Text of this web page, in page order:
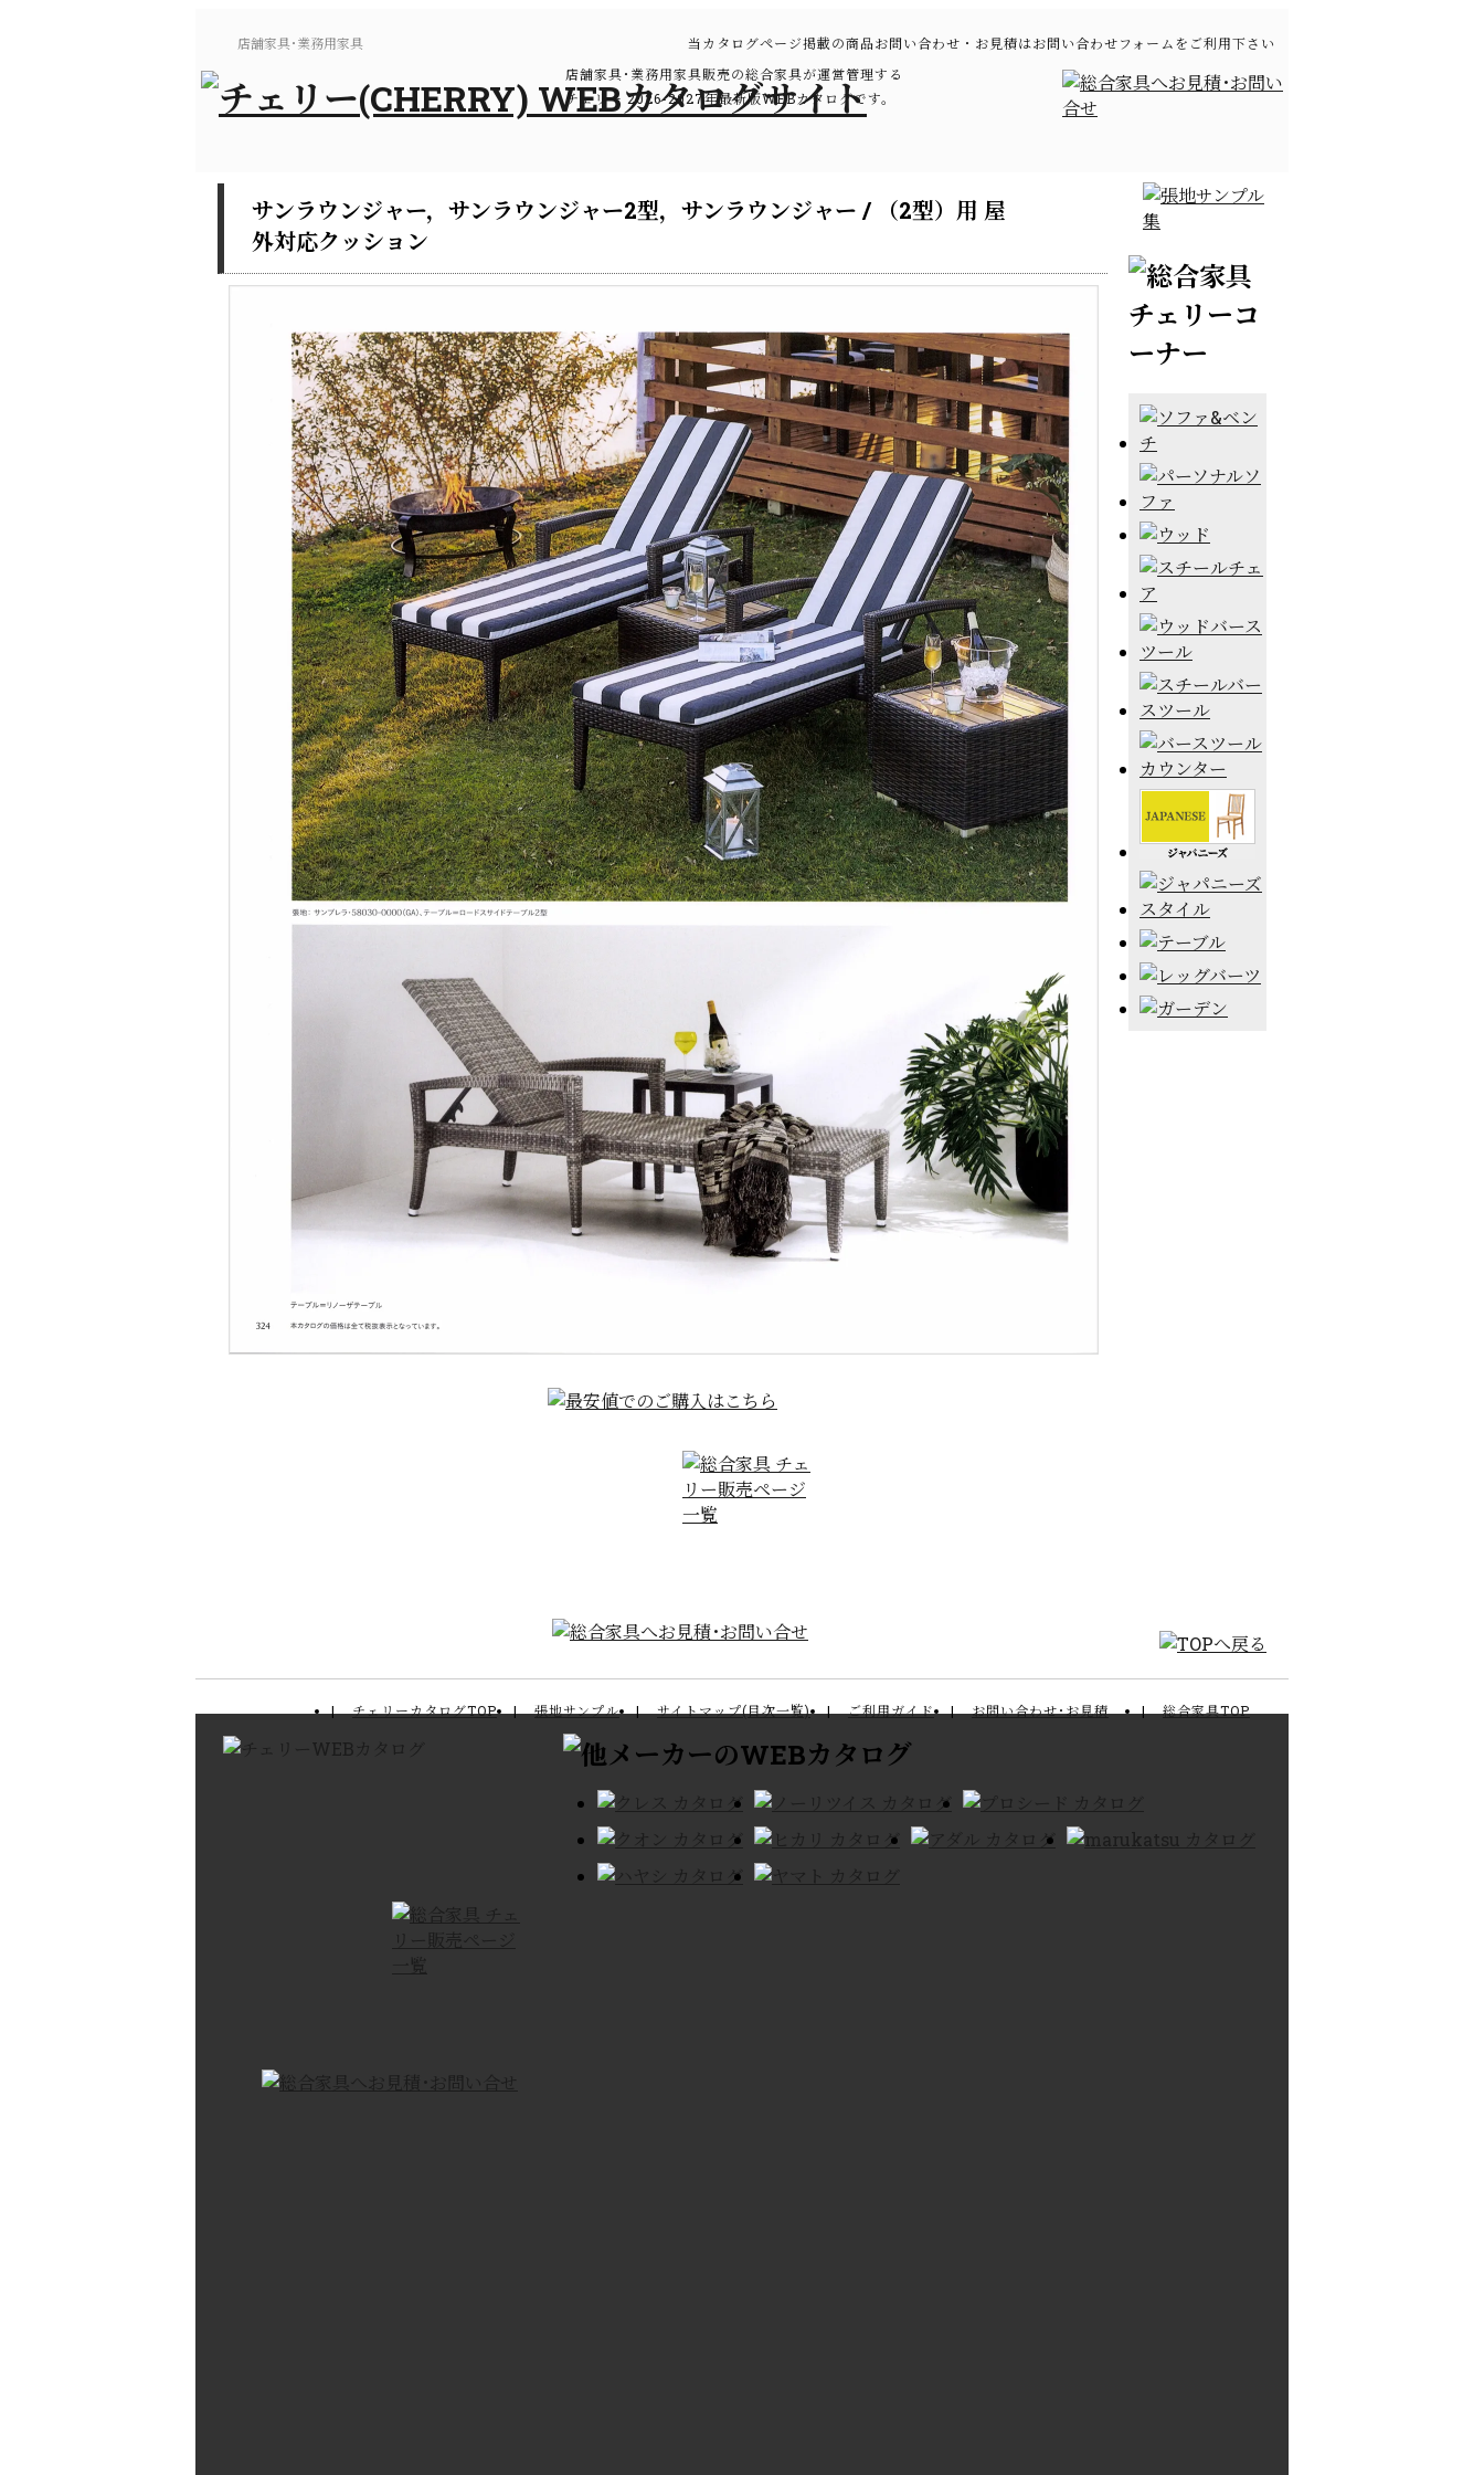
店舗家具･業務用家具
店舗家具･業務用家具販売の総合家具が運営管理する
チェリー 2026-2027年最新版WEBカタログです。
当カタログページ掲載の商品お問い合わせ・お見積はお問い合わせフォームをご利用下さい
サンラウンジャー，サンラウンジャー2型，サンラウンジャー / （2型）用 屋
外対応クッション
チェリーカタログTOP 張地サンプル サイトマップ(目次一覧) ご利用ガイド お問い合わせ･お見積 総合家具TOP